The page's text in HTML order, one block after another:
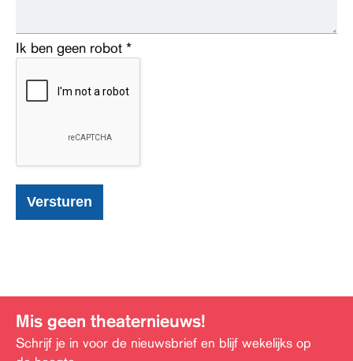
Ik ben geen robot *
Mis geen theaternieuws!
Schrijf je in voor de nieuwsbrief en blijf wekelijks op